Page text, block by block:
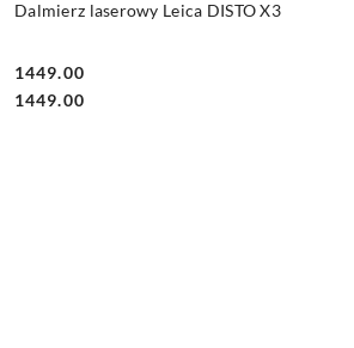
Dalmierz laserowy Leica DISTO X3
Cena:
1449.00
Cena:
1449.00